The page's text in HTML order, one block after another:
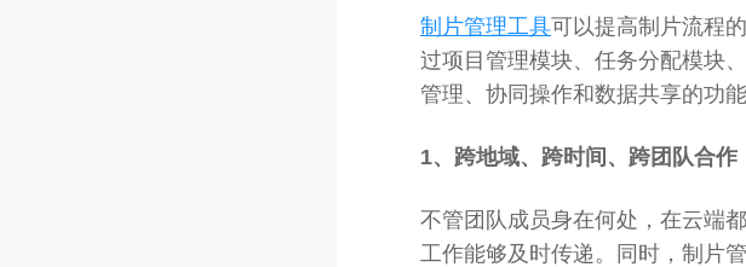
制片管理工具可以提高制片流程
过项目管理模块、任务分配模块
管理、协同操作和数据共享的功能
1、跨地域、跨时间、跨团队合作
不管团队成员身在何处，在云端
工作能够及时传递。同时，制片